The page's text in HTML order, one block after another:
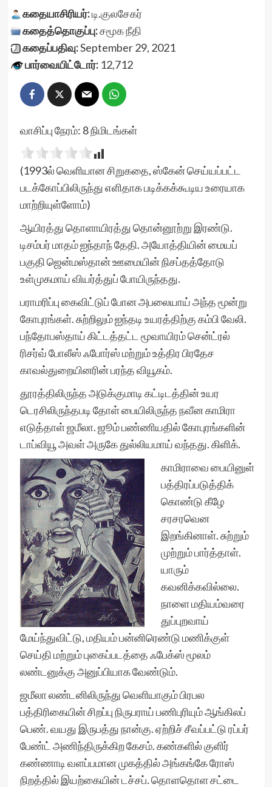
கதையாசிரியர்:டி.குலசேகர்
கதைத்தொகுப்பு:சமூக நீதி
கதைப்பதிவு:September 29, 2021
பார்வையிட்டோர்:12,712
வாசிப்பு நேரம்: 8நிமிடங்கள்
(1993ல் வெளியான சிறுகதை, ஸ்கேன் செய்யப்பட்ட
படக்கோப்பிலிருந்து எளிதாக படிக்கக்கூடிய உரையாக
மாற்றியுள்ளோம்)
ஆயிரத்து தொளாயிரத்து தொன்னூற்று இரண்டு.
டிசம்பர் மாதம் ஐந்தாந் தேதி. அயோத்தியின் மையப்
பகுதி ஜென்மஸ்தான் ஊமையின் நிசப்தத்தோடு
உள்முகமாய் வியர்த்துப் போயிருந்தது.
பராமரிப்பு கைவிட்டுப் போன அபலையாய் அந்த மூன்று
கோபுரங்கள். சுற்றிலும் ஐந்தடி உயரத்திற்கு கம்பி வேலி.
பந்தோபஸ்தாய் கிட்டத்தட்ட மூவாயிரம் சென்ட்ரல்
ரிசர்வ் போலீஸ் ஃபோர்ஸ் மற்றும் உத்திர பிரதேச
காவல்துறையினரின் பரந்த வியூகம்.
தூரத்திலிருந்த அடுக்குமாடி கட்டிடத்தின் உயர
டெரசிலிருந்தபடி தோள் பையிலிருந்த நவீன காமிரா
எடுத்தாள் ஜமீலா. ஜூம் பண்ணியதில் கோபுரங்களின்
டாப்வியூ அவள் அருகே துல்லியமாய் வந்தது. கிளிக்.
காமிராவை பையினுள்
பத்திரப்படுத்திக்
கொண்டு கீழே
சரசரவென
இறங்கினாள். சுற்றும்
முற்றும் பார்த்தாள்.
யாரும்
கவனிக்கவில்லை.
நாளை மதியம்வரை
துப்புறவாய்
மேய்ந்துவிட்டு, மதியம் பன்னிரெண்டு மணிக்குள்
செய்தி மற்றும் புகைப்படத்தை ஃபேக்ஸ் மூலம்
லண்டனுக்கு அனுப்பியாக வேண்டும்.
ஜமீலா லண்டனிலிருந்து வெளியாகும் பிரபல
பத்திரிகையின் சிறப்பு நிருபராய் பணிபுரியும் ஆங்கிலப்
பெண். வயது இருபத்து நான்கு. ஏற்றிச் சீவப்பட்டு ரப்பர்
பேண்ட் அணிந்திருக்கிற கேசம். கண்களில் குளிர்
கண்ணாடி வளப்பமான முகத்தில் அங்கங்கே ரோஸ்
நிறத்தில் இயற்கையின் டச்சப். தொளதொள சட்டை